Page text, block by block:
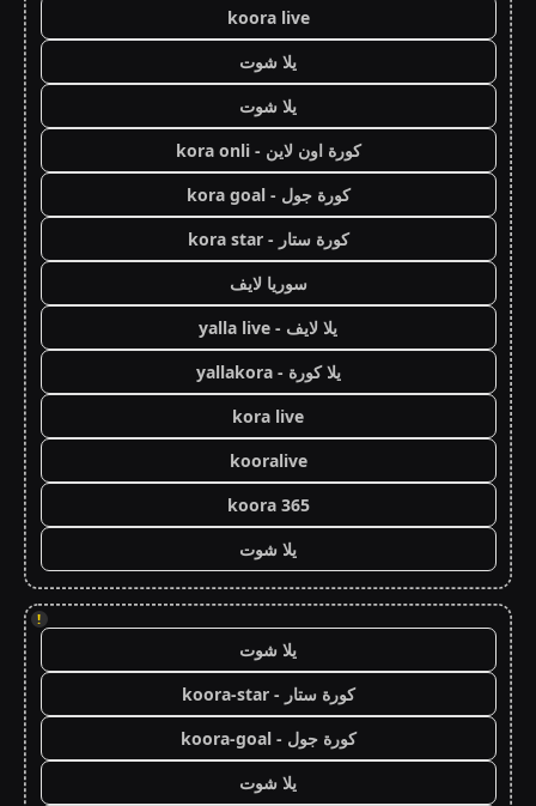
koora live
يلا شوت
يلا شوت
كورة اون لاين - kora onli
كورة جول - kora goal
كورة ستار - kora star
سوريا لايف
يلا لايف - yalla live
يلا كورة - yallakora
kora live
kooralive
koora 365
يلا شوت
!
يلا شوت
كورة ستار - koora-star
كورة جول - koora-goal
يلا شوت